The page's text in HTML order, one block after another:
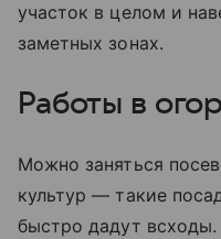
участок в целом и
заметных зонах.
Работы в
Можно заняться
культур — такие
быстро дадут